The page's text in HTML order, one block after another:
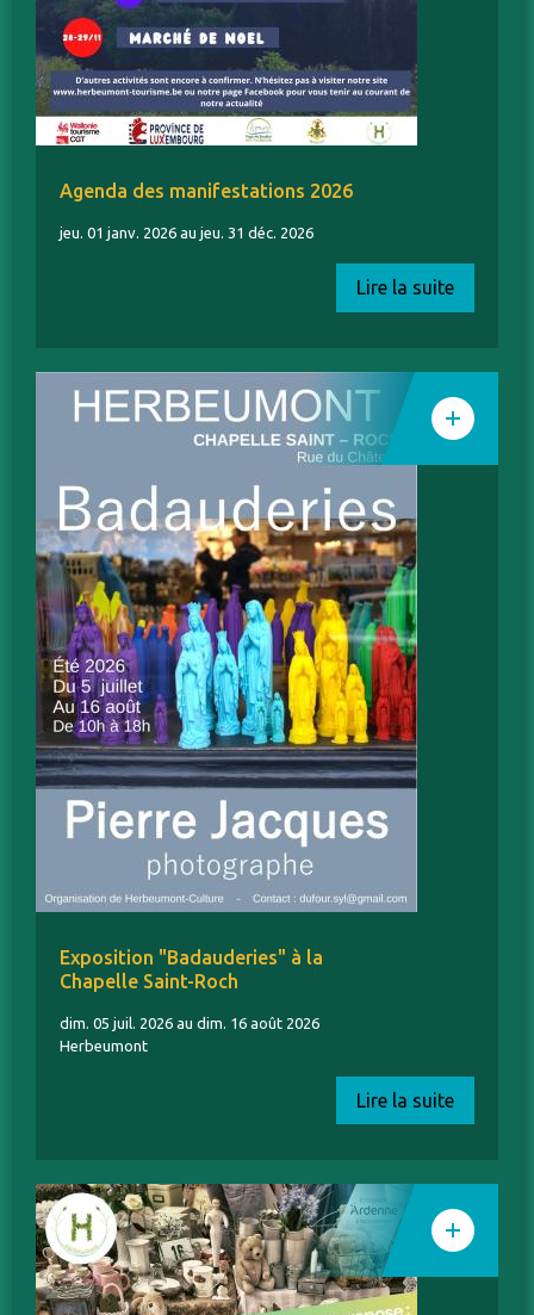
Agenda des manifestations 2026
jeu. 01 janv. 2026 au jeu. 31 déc. 2026
Lire la suite
Exposition "Badauderies" à la
Chapelle Saint-Roch
dim. 05 juil. 2026 au dim. 16 août 2026
Herbeumont
Lire la suite